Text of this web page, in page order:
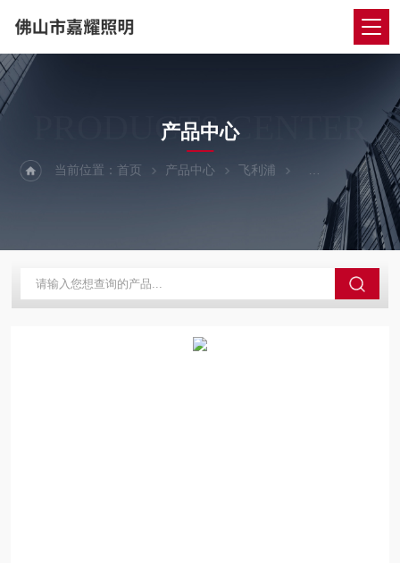
PRODUCTS CENTER
产品中心
当前位置：首页 产品中心 飞利浦 LED钠灯光源